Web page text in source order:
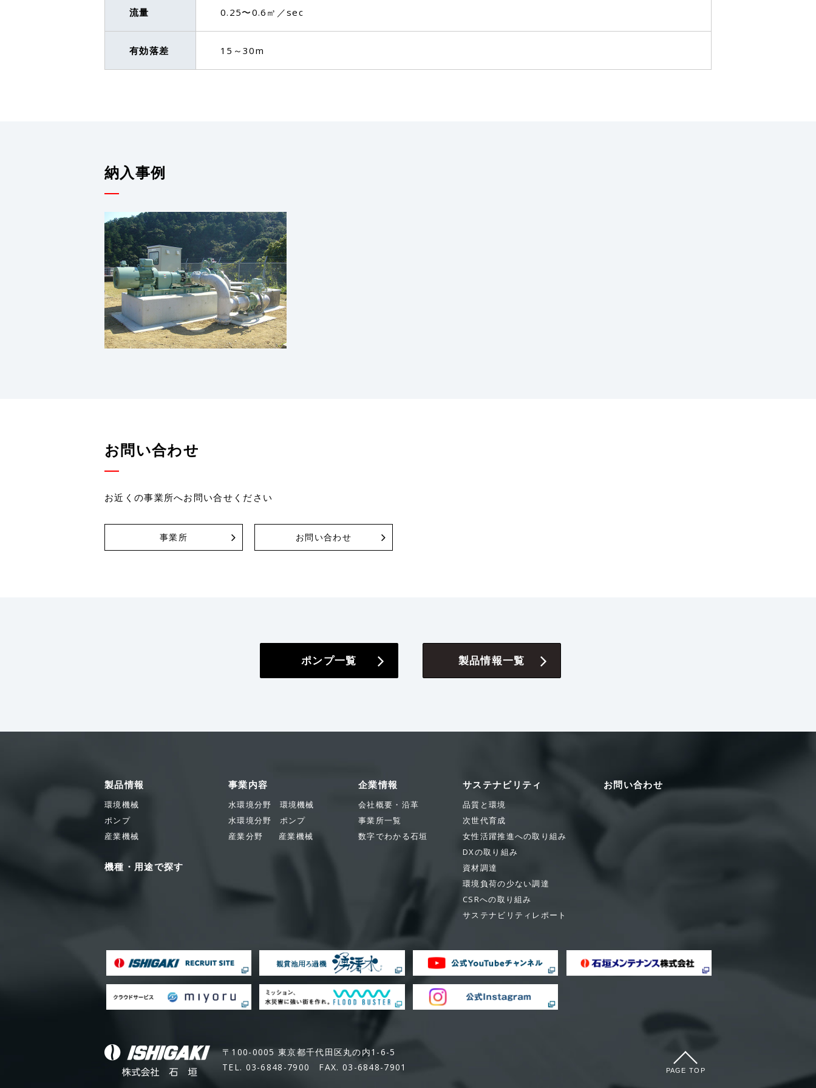
流量 0.25〜0.6㎥／sec
有効落差 15～30m
納入事例
お問い合わせ
お近くの事業所へお問い合せください
事業所 お問い合わせ
ポンプ一覧 製品情報一覧
製品情報
環境機械
ポンプ
産業機械
機種・用途で探す
事業内容
水環境分野
環境機械
水環境分野
ポンプ
産業分野
産業機械
企業情報
会社概要・沿革
事業所一覧
数字でわかる石垣
サステナビリティ
品質と環境
次世代育成
女性活躍推進への取り組み
DXの取り組み
資材調達
環境負荷の少ない調達
CSRへの取り組み
サステナビリティレポート
お問い合わせ
〒100-0005 東京都千代田区丸の内1-6-5
TEL. 03-6848-7900 FAX. 03-6848-7901
PAGE TOP